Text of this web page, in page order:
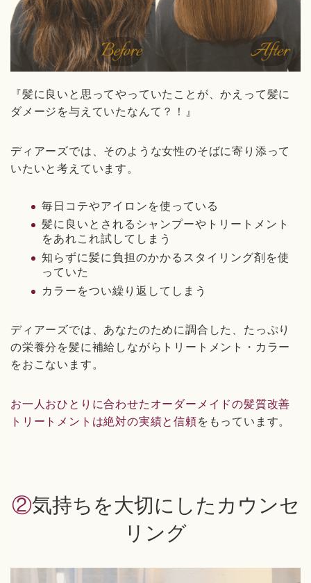
『髪に良いと思ってやっていたことが、かえって髪に
ダメージを与えていたなんて？！』
ディアーズでは、そのような女性のそばに寄り添って
いたいと考えています。
毎日コテやアイロンを使っている
髪に良いとされるシャンプーやトリートメント
をあれこれ試してしまう
知らずに髪に負担のかかるスタイリング剤を使
っていた
カラーをつい繰り返してしまう
ディアーズでは、あなたのために調合した、たっぷり
の栄養分を髪に補給しながらトリートメント・カラー
をおこないます。
お一人おひとりに合わせたオーダーメイドの髪質改善
トリートメントは絶対の実績と信頼をもっています。
②気持ちを大切にしたカウンセ
リング